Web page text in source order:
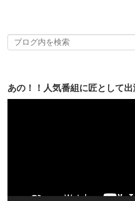
あの！！人気番組に匠として出